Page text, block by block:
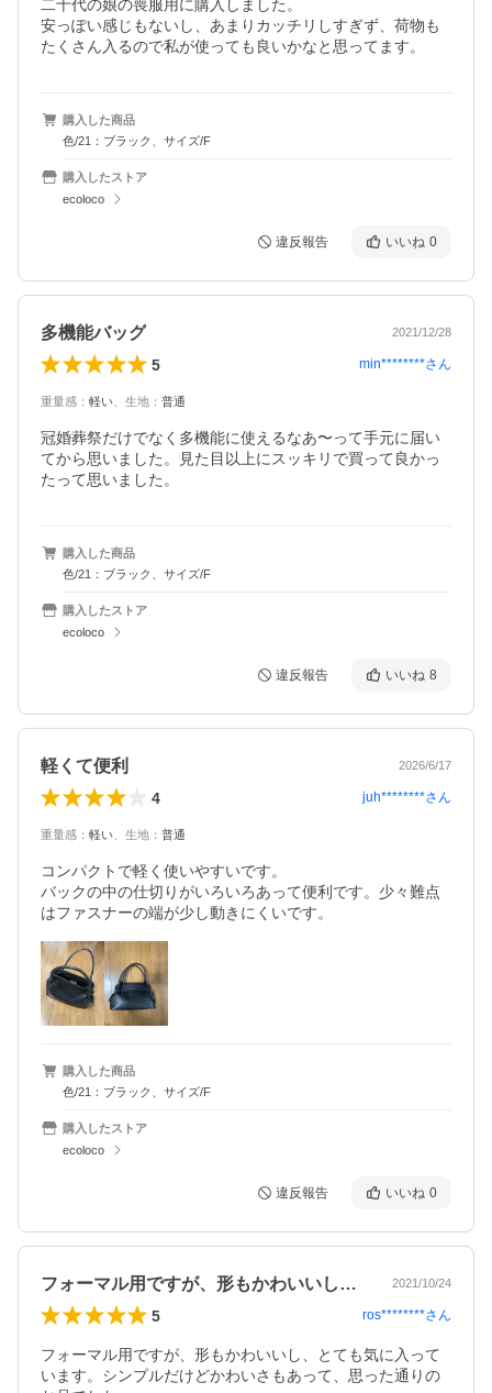
二十代の娘の喪服用に購入しました。
安っぽい感じもないし、あまりカッチリしすぎず、荷物も
購入した商品
色/21：ブラック、サイズ/F
購入したストア
ecoloco
違反報告 いいね 0
多機能バッグ 2021/12/28
5 min********さん
重量感 ： 軽い 生地 ： 普通
冠婚葬祭だけでなく多機能に使えるなあ〜って手元に届い
てから思いました。見た目以上にスッキリで買って良かっ
たって思いました。
購入した商品
色/21：ブラック、サイズ/F
購入したストア
ecoloco
違反報告 いいね 8
軽くて便利 2026/6/17
4 juh********さん
重量感 ： 軽い 生地 ： 普通
コンパクトで軽く使いやすいです。
バックの中の仕切りがいろいろあって便利です。少々難点
はファスナーの端が少し動きにくいです。
購入した商品
色/21：ブラック、サイズ/F
購入したストア
ecoloco
違反報告 いいね 0
フォーマル用ですが、形もかわいいし、と… 2021/10/24
5 ros********さん
フォーマル用ですが、形もかわいいし、とても気に入って
います。シンプルだけどかわいさもあって、思った通りの